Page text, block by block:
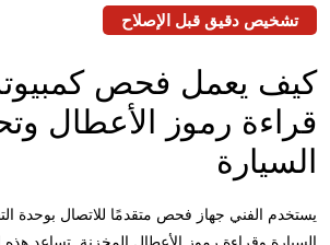
تشخيص دقيق قبل الإصلاح
كيف يعمل فحص
قراءة رموز الأعطال
السيارة
يستخدم الفني جهاز فحص متقدمًا للاتصال بوحدة